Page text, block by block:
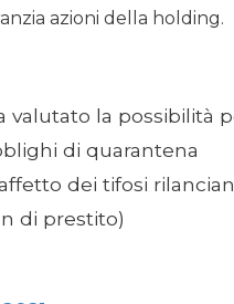
azioni della holding.
valutato la possibilità
di quarantena
dei tifosi
di prestito)